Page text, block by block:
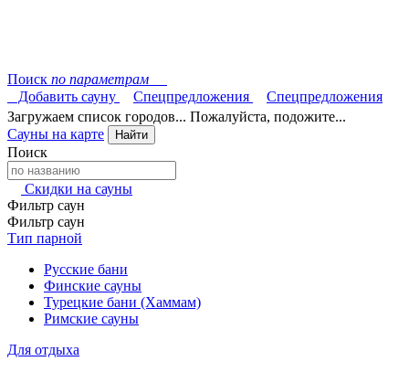
Поиск по параметрам
Добавить сауну
Спецпредложения
Спецпредложения
Загружаем список городов... Пожалуйста, подожите...
Сауны на карте
Найти
Поиск
Скидки на сауны
Фильтр саун
Фильтр саун
Тип парной
Русские бани
Финские сауны
Турецкие бани (Хаммам)
Римские сауны
Для отдыха